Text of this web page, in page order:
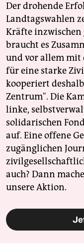
Der drohende
Landtagswahlen
Kräfte inzwischen
braucht es
und vor allem mit
für eine starke
kooperiert
Zentrum". Die
linke,
solidarischen
auf. Eine offene
zugänglichen
auch? Dann
unsere Aktion.